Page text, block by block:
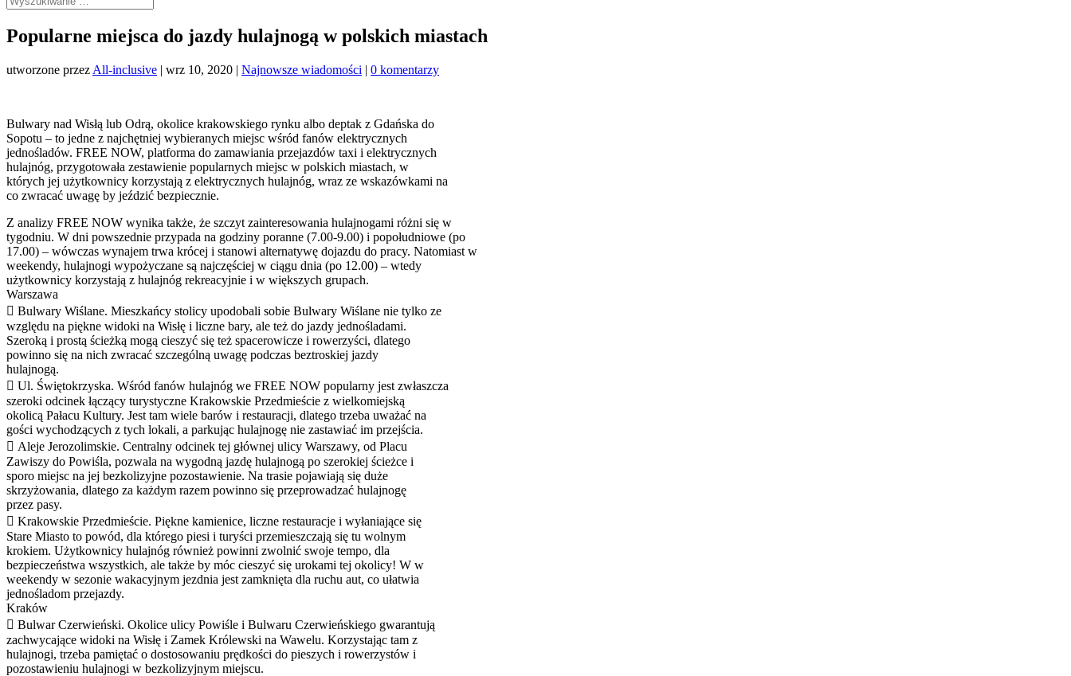
Popularne miejsca do jazdy hulajnogą w polskich miastach
utworzone przez All-inclusive | wrz 10, 2020 | Najnowsze wiadomości | 0 komentarzy
Bulwary nad Wisłą lub Odrą, okolice krakowskiego rynku albo deptak z Gdańska do
Sopotu – to jedne z najchętniej wybieranych miejsc wśród fanów elektrycznych
jednośladów. FREE NOW, platforma do zamawiania przejazdów taxi i elektrycznych
hulajnóg, przygotowała zestawienie popularnych miejsc w polskich miastach, w
których jej użytkownicy korzystają z elektrycznych hulajnóg, wraz ze wskazówkami na
co zwracać uwagę by jeździć bezpiecznie.
Z analizy FREE NOW wynika także, że szczyt zainteresowania hulajnogami różni się w
tygodniu. W dni powszednie przypada na godziny poranne (7.00-9.00) i popołudniowe (po
17.00) – wówczas wynajem trwa krócej i stanowi alternatywę dojazdu do pracy. Natomiast w
weekendy, hulajnogi wypożyczane są najczęściej w ciągu dnia (po 12.00) – wtedy
użytkownicy korzystają z hulajnóg rekreacyjnie i w większych grupach.
Warszawa
 Bulwary Wiślane. Mieszkańcy stolicy upodobali sobie Bulwary Wiślane nie tylko ze
względu na piękne widoki na Wisłę i liczne bary, ale też do jazdy jednośladami.
Szeroką i prostą ścieżką mogą cieszyć się też spacerowicze i rowerzyści, dlatego
powinno się na nich zwracać szczególną uwagę podczas beztroskiej jazdy
hulajnogą.
 Ul. Świętokrzyska. Wśród fanów hulajnóg we FREE NOW popularny jest zwłaszcza
szeroki odcinek łączący turystyczne Krakowskie Przedmieście z wielkomiejską
okolicą Pałacu Kultury. Jest tam wiele barów i restauracji, dlatego trzeba uważać na
gości wychodzących z tych lokali, a parkując hulajnogę nie zastawiać im przejścia.
 Aleje Jerozolimskie. Centralny odcinek tej głównej ulicy Warszawy, od Placu
Zawiszy do Powiśla, pozwala na wygodną jazdę hulajnogą po szerokiej ścieżce i
sporo miejsc na jej bezkolizyjne pozostawienie. Na trasie pojawiają się duże
skrzyżowania, dlatego za każdym razem powinno się przeprowadzać hulajnogę
przez pasy.
 Krakowskie Przedmieście. Piękne kamienice, liczne restauracje i wyłaniające się
Stare Miasto to powód, dla którego piesi i turyści przemieszczają się tu wolnym
krokiem. Użytkownicy hulajnóg również powinni zwolnić swoje tempo, dla
bezpieczeństwa wszystkich, ale także by móc cieszyć się urokami tej okolicy! W w
weekendy w sezonie wakacyjnym jezdnia jest zamknięta dla ruchu aut, co ułatwia
jednośladom przejazdy.
Kraków
 Bulwar Czerwieński. Okolice ulicy Powiśle i Bulwaru Czerwieńskiego gwarantują
zachwycające widoki na Wisłę i Zamek Królewski na Wawelu. Korzystając tam z
hulajnogi, trzeba pamiętać o dostosowaniu prędkości do pieszych i rowerzystów i
pozostawieniu hulajnogi w bezkolizyjnym miejscu.